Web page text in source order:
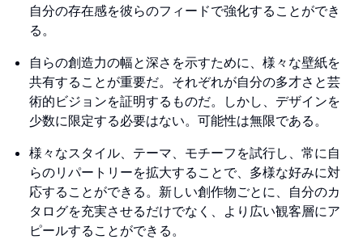
自分の存在感を彼らのフィードで強化することができ
る。
自らの創造力の幅と深さを示すために、様々な壁紙を
共有することが重要だ。それぞれが自分の多才さと芸
術的ビジョンを証明するものだ。しかし、デザインを
少数に限定する必要はない。可能性は無限である。
様々なスタイル、テーマ、モチーフを試行し、常に自
らのリパートリーを拡大することで、多様な好みに対
応することができる。新しい創作物ごとに、自分のカ
タログを充実させるだけでなく、より広い観客層にア
ピールすることができる。